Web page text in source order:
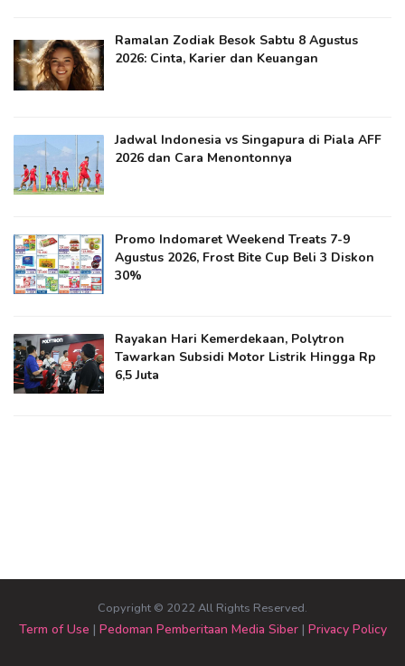
Ramalan Zodiak Besok Sabtu 8 Agustus
2026: Cinta, Karier dan Keuangan
Jadwal Indonesia vs Singapura di Piala AFF
2026 dan Cara Menontonnya
Promo Indomaret Weekend Treats 7-9
Agustus 2026, Frost Bite Cup Beli 3 Diskon
30%
Rayakan Hari Kemerdekaan, Polytron
Tawarkan Subsidi Motor Listrik Hingga Rp
6,5 Juta
Copyright © 2022 All Rights Reserved.
Term of Use | Pedoman Pemberitaan Media Siber| Privacy Policy